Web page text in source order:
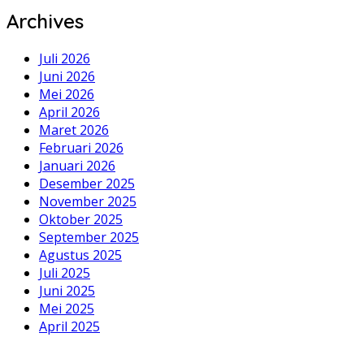
Archives
Juli 2026
Juni 2026
Mei 2026
April 2026
Maret 2026
Februari 2026
Januari 2026
Desember 2025
November 2025
Oktober 2025
September 2025
Agustus 2025
Juli 2025
Juni 2025
Mei 2025
April 2025